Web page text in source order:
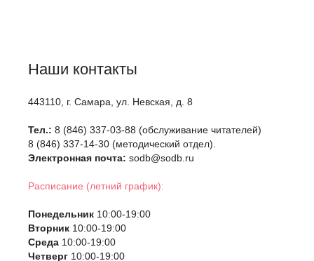
Наши контакты
443110, г. Самара, ул. Невская, д. 8
Тел.: 8 (846) 337-03-88 (обслуживание читателей)
8 (846) 337-14-30 (методический отдел).
Электронная почта: sodb@sodb.ru
Расписание (летний график):
Понедельник 10:00-19:00
Вторник 10:00-19:00
Среда 10:00-19:00
Четверг 10:00-19:00